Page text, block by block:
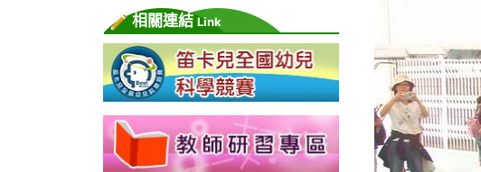
相關連結Link